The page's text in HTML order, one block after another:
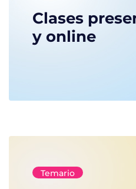
Clases
y online
Temario